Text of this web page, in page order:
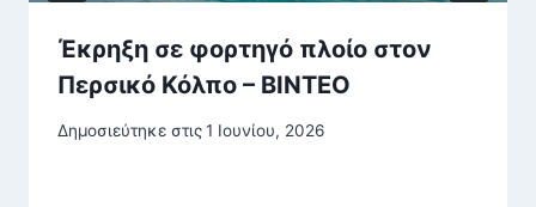
Έκρηξη σε φορτηγό πλοίο στον
Περσικό Κόλπο – ΒΙΝΤΕΟ
Δημοσιεύτηκε στις1 Ιουνίου, 2026